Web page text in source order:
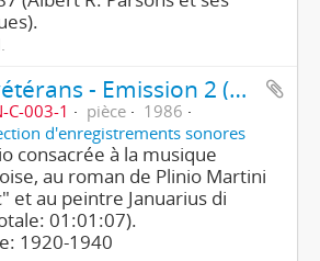
La Voix des vétérans - Emission 2 (1ère partie/2)
C-003-1 pièce
1986
d'enregistrements sonores
consacrée à la musique
au roman de Plinio Martini
et au peintre Januarius di
01:01:07).
1920-1940